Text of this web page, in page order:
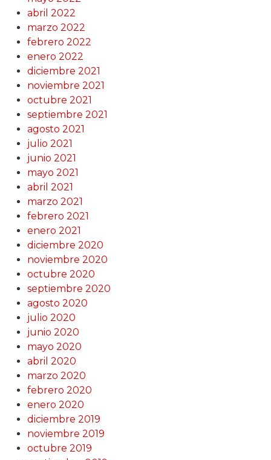
abril 2022
marzo 2022
febrero 2022
enero 2022
diciembre 2021
noviembre 2021
octubre 2021
septiembre 2021
agosto 2021
julio 2021
junio 2021
mayo 2021
abril 2021
marzo 2021
febrero 2021
enero 2021
diciembre 2020
noviembre 2020
octubre 2020
septiembre 2020
agosto 2020
julio 2020
junio 2020
mayo 2020
abril 2020
marzo 2020
febrero 2020
enero 2020
diciembre 2019
noviembre 2019
octubre 2019